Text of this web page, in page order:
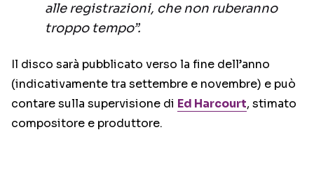
alle registrazioni, che non ruberanno
troppo tempo”.
Il disco sarà pubblicato verso la fine dell’anno
(indicativamente tra settembre e novembre) e può
contare sulla supervisione di Ed Harcourt, stimato
compositore e produttore.